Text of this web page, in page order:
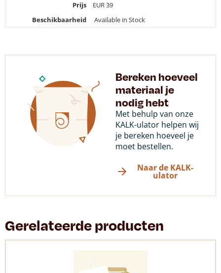
Prijs
EUR39
Beschikbaarheid
Available in Stock
Bereken hoeveel
materiaal je
nodig hebt
Met behulp van onze
KALK-ulator helpen wij
je bereken hoeveel je
moet bestellen.
Naar de KALK-
ulator
Gerelateerde producten